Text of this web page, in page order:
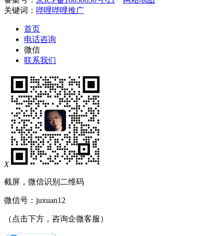
关键词： 哔哩哔哩推广
首页
电话咨询
微信
联系我们
X
截屏，微信识别二维码
微信号： juxuan12
（点击下方，咨询企微客服）